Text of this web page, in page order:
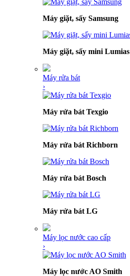
Máy giặt, sấy Samsung
Máy giặt, sấy mini Lumias
Máy rửa bát
›
Máy rửa bát Texgio
Máy rửa bát Richborn
Máy rửa bát Bosch
Máy rửa bát LG
Máy lọc nước cao cấp
›
Máy lọc nước AO Smith